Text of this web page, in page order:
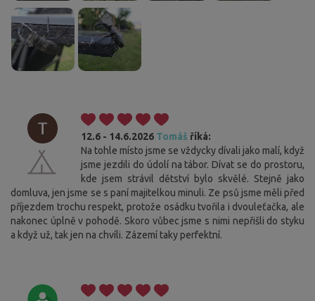
12.6 - 14.6.2026 Tomáš říká:
Na tohle místo jsme se vždycky dívali jako malí, když
jsme jezdili do údolí na tábor. Dívat se do prostoru,
kde jsem strávil dětství bylo skvělé. Stejně jako
domluva, jen jsme se s paní majitelkou minuli. Ze psů jsme měli před
příjezdem trochu respekt, protože osádku tvořila i dvouleťačka, ale
nakonec úplně v pohodě. Skoro vůbec jsme s nimi nepřišli do styku
a když už, tak jen na chvíli. Zázemí taky perfektní.